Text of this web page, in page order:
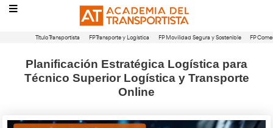
Planificación Estratégica
Técnico Superior Logística y
Online